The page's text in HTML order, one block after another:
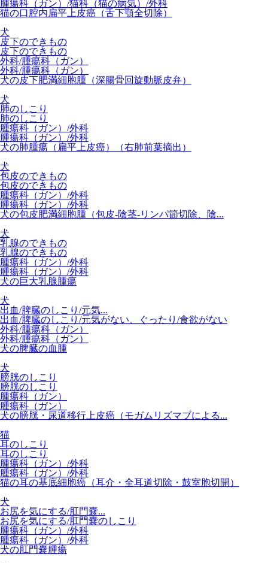
腫瘍科（ガン）/猫科（猫の病気）/外科
猫の口腔内扁平上皮癌（舌下顎全切除）
犬
皮下のできもの
皮下のできもの
外科/腫瘍科（ガン）
外科/腫瘍科（ガン）
犬の皮下肥満細胞腫（深腸骨回旋動脈皮弁）
犬
肺のしこり
肺のしこり
腫瘍科（ガン）/外科
腫瘍科（ガン）/外科
犬の肺腫瘍（扁平上皮癌）（右肺前葉摘出）
犬
包皮のできもの
包皮のできもの
腫瘍科（ガン）/外科
腫瘍科（ガン）/外科
犬の包皮肥満細胞腫（包皮-陰茎-リンパ節切除、陰...
犬
乳腺のできもの
乳腺のできもの
腫瘍科（ガン）/外科
腫瘍科（ガン）/外科
犬の巨大乳腺腫瘍
犬
出血/脾臓のしこり/元気...
出血/脾臓のしこり/元気がない、ぐったり/食欲がない
外科/腫瘍科（ガン）
外科/腫瘍科（ガン）
犬の脾臓の血腫
犬
膀胱のしこり
膀胱のしこり
腫瘍科（ガン）
腫瘍科（ガン）
犬の膀胱・尿道移行上皮癌（モガムリズマブによる...
猫
耳のしこり
耳のしこり
腫瘍科（ガン）/外科
腫瘍科（ガン）/外科
猫の耳の基底細胞癌（耳介・全耳道切除・鼓室胞切開）
犬
お尻を気にする/肛門嚢...
お尻を気にする/肛門嚢のしこり
腫瘍科（ガン）/外科
腫瘍科（ガン）/外科
犬の肛門嚢腫瘍